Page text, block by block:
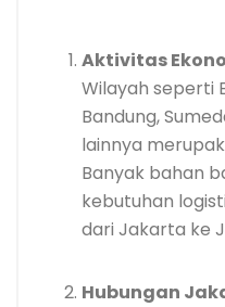
Aktivitas
Wilayah seperti
Bandung,
lainnya
Banyak bahan
kebutuhan
dari Jakarta ke
Hubungan